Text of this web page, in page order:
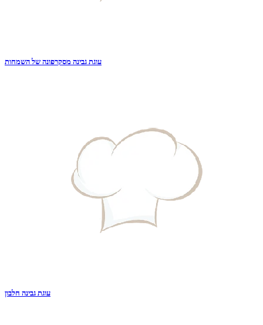
עוגת גבינה מסקרפונה של השמחות
עוגת גבינה חלבון